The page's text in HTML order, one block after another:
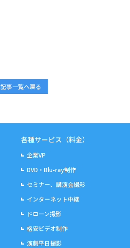
記事一覧へ戻る
各種サービス（料金）
企業VP
DVD・Blu-ray制作
セミナー、講演会撮影
インターネット中継
ドローン撮影
格安ビデオ制作
演劇平日撮影